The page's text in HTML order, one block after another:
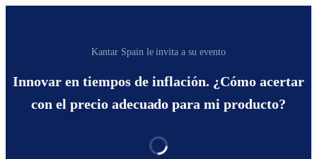
Kantar Spain le invita a su evento
Innovar en tiempos de inflación. ¿Cómo acertar
con el precio adecuado para mi producto?